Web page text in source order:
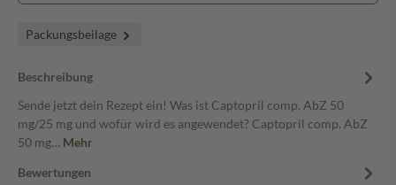
Packungsbeilage
Beschreibung
Sende jetzt dein Rezept ein! Was ist Captopril comp. AbZ 50
mg/25 mg und wofür wird es angewendet? Captopril comp. AbZ
50 mg… Mehr
Bewertungen